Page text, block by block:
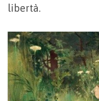
libertà.